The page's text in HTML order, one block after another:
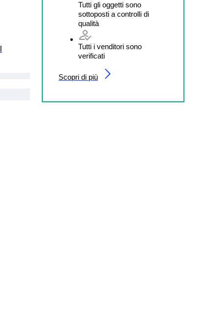
Tutti gli oggetti sono
sottoposti a controlli di
qualità
Tutti i venditori sono
verificati
Scopri di più